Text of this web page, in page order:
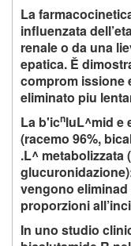
La
influenzata
renale o da una
epatica. Ě
comprom issione
eliminato piu
La b'icnluL^mid e
(racemo 96%,
.L^ metabolizzata
vengono
proporzioni
In uno studio